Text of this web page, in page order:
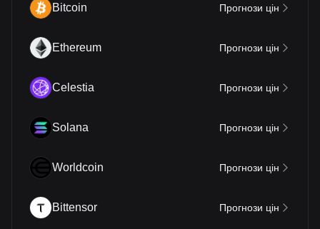
Bitcoin Прогнози цін
Ethereum Прогнози цін
Celestia Прогнози цін
Solana Прогнози цін
Worldcoin Прогнози цін
Bittensor Прогнози цін